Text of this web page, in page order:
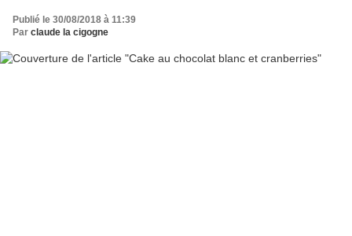
Publié le 30/08/2018 à 11:39
Par claude la cigogne